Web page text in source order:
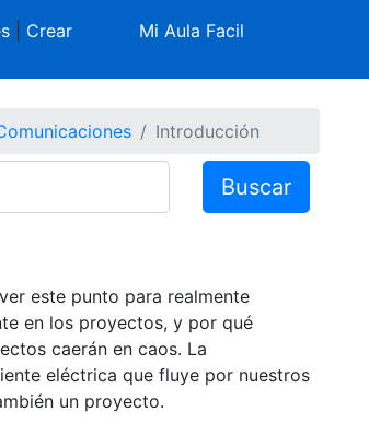
| Crear
Mi Aula Facil
Introducción
Buscar
este punto para realmente
en los proyectos, y por qué
caerán en caos. La
eléctrica que fluye por nuestros
un proyecto.